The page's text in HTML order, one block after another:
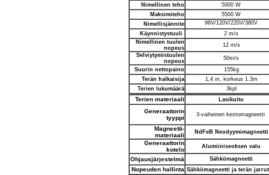
Nimellinen teho
5000 W
Maksimiteho
5500 W
Nimellisjännite
96V/120V/220V/380V
Käynnistystuuli
2 m/s
Nimellinen tuulen
nopeus
12 m/s
Selviytymistuulen
nopeus
50m/s
Suurin nettopaino
155kg
Terän halkaisija
1,4 m, korkeus 1.3m
Terien lukumäärä
3kpl
Terien materiaali Lasikuitu
Generaattorin
tyyppi
3-vaiheinen kestomagneetti
Magneetti-
materiaali
NdFeB Neodyymimagneetti
Generaattorin
kotelo
Alumiiniseoksen valu
Ohjausjärjestelmä Sähkömagneetti
Nopeuden hallinta Sähkömagneetti ja terän